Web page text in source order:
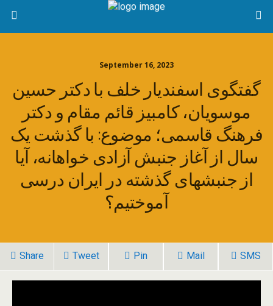
September 16, 2023
گفتگوی اسفندیار خلف با دکتر حسین
موسویان، کامبیز قائم مقام و دکتر
فرهنگ قاسمی؛ موضوع: با گذشت یک
سال از آغاز جنبش آزادی خواهانه، آیا
از جنبشهای گذشته در ایران درسی
آموختیم؟
Share Tweet Pin Mail SMS